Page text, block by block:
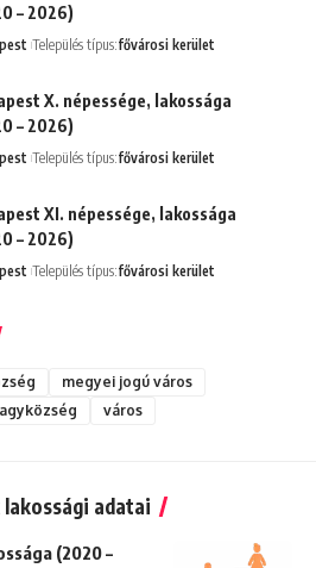
– 2026)
Település típus:fővárosi kerület
X. népessége, lakossága
– 2026)
Település típus:fővárosi kerület
XI. népessége, lakossága
– 2026)
Település típus:fővárosi kerület
megyei jogú város
város
adatai
(2020 –